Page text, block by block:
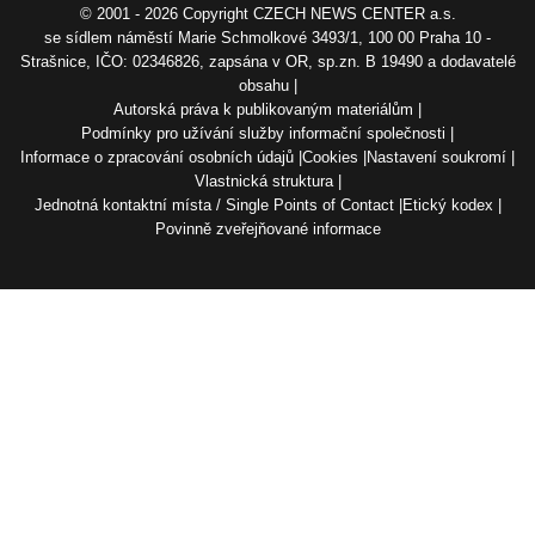
© 2001 - 2026 Copyright CZECH NEWS CENTER a.s.
se sídlem náměstí Marie Schmolkové 3493/1, 100 00 Praha 10 -
Strašnice, IČO: 02346826, zapsána v OR, sp.zn. B 19490 a dodavatelé
obsahu
Autorská práva k publikovaným materiálům
Podmínky pro užívání služby informační společnosti
Informace o zpracování osobních údajů Cookies Nastavení soukromí
Vlastnická struktura
Jednotná kontaktní místa / Single Points of Contact Etický kodex
Povinně zveřejňované informace